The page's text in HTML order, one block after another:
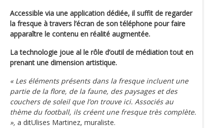
Accessible via une application dédiée, il suffit de regarder
la fresque à travers l’écran de son téléphone pour faire
apparaître le contenu en réalité augmentée.
La technologie joue al le rôle d’outil de médiation tout en
prenant une dimension artistique.
« Les éléments présents dans la fresque incluent une
partie de la flore, de la faune, des paysages et des
couchers de soleil que l’on trouve ici. Associés au
thème du football, ils créent une fresque très complète.
», a ditUlises Martinez, muraliste.